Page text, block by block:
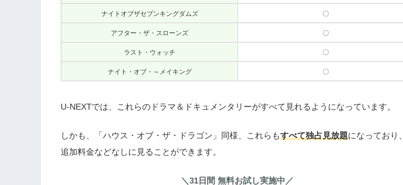
ナイトオブザセブンキングダムズ 〇
アフター・ザ・スローンズ 〇
ラスト・ウォッチ 〇
ナイト・オブ・～メイキング 〇
U-NEXTでは、これらのドラマ＆ドキュメンタリーがすべて見れるようになっています。
しかも、「ハウス・オブ・ザ・ドラゴン」同様、これらもすべて独占見放題になっており、
追加料金などなしに見ることができます。
＼31日間 無料お試し実施中／